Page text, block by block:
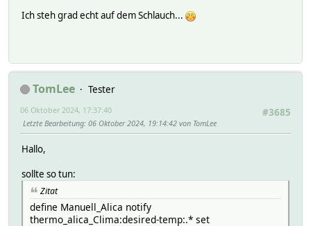
Ich steh grad echt auf dem Schlauch...
TomLee
Tester
#3685
06 Oktober 2024, 17:37:40
Letzte Bearbeitung: 06 Oktober 2024, 19:14:42 von TomLee
Hallo,
sollte so tun:
Zitat
define Manuell_Alica notify
thermo_alica_Clima:desired-temp:.* set